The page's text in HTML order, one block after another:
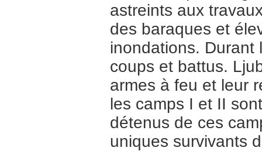
astreints aux
des baraques et
inondations. Durant
coups et battus.
armes à feu et leur
les camps I et II
détenus de ces
uniques survivants